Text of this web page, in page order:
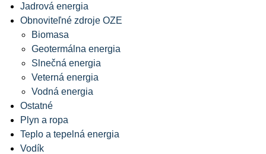
Jadrová energia
Obnoviteľné zdroje OZE
Biomasa
Geotermálna energia
Slnečná energia
Veterná energia
Vodná energia
Ostatné
Plyn a ropa
Teplo a tepelná energia
Vodík